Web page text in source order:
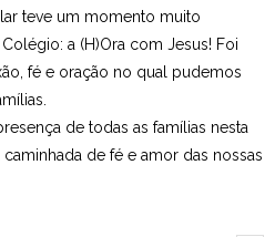
teve um momento muito
a (H)Ora com Jesus! Foi
fé e oração no qual pudemos
de todas as famílias nesta
de fé e amor das nossas